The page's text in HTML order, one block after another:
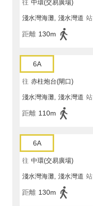
往 中環(交易廣場)
淺水灣海灘, 淺水灣道 站
距離 130m
6A
往 赤柱炮台(閘口)
淺水灣海灘, 淺水灣道 站
距離 110m
6A
往 中環(交易廣場)
淺水灣海灘, 淺水灣道 站
距離 130m